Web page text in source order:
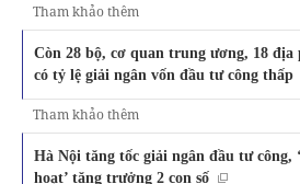
Tham khảo thêm
Còn 28 bộ, cơ quan trung ương, 18 địa
có tỷ lệ giải ngân vốn đầu tư công thấp
Tham khảo thêm
Hà Nội tăng tốc giải ngân đầu tư công,
hoạt’ tăng trưởng 2 con số